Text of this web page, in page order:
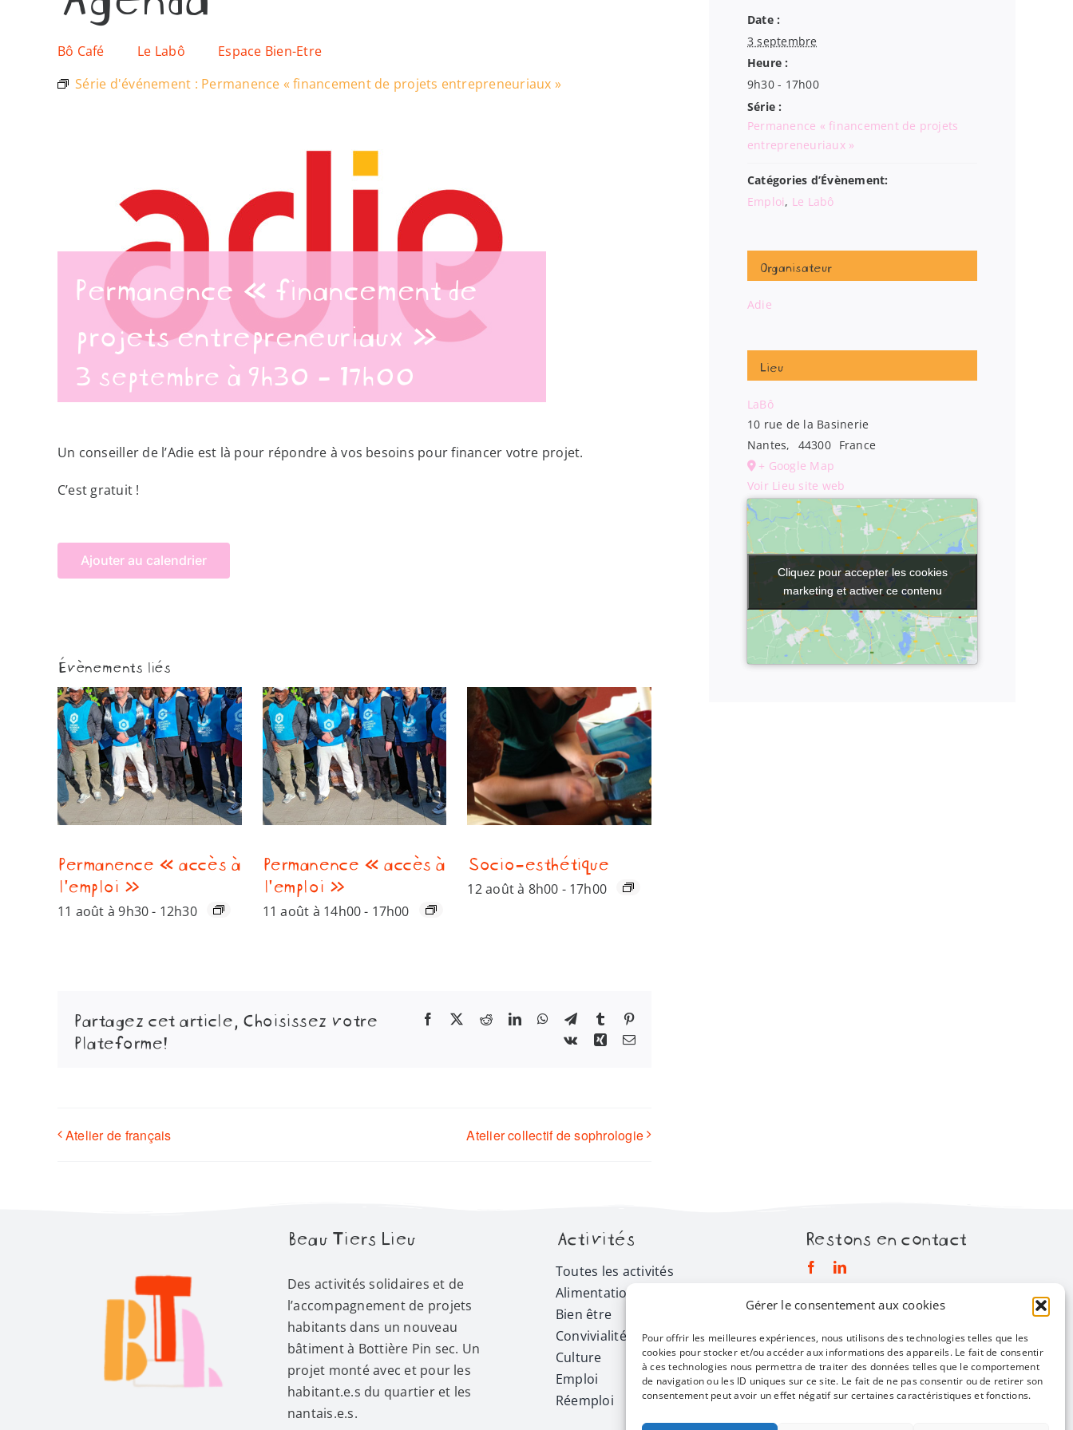
Gérer le consentement aux cookies
Pour offrir les meilleures expériences, nous utilisons des technologies telles que les
cookies pour stocker et/ou accéder aux informations des appareils. Le fait de consentir
à ces technologies nous permettra de traiter des données telles que le comportement
de navigation ou les ID uniques sur ce site. Le fait de ne pas consentir ou de retirer son
consentement peut avoir un effet négatif sur certaines caractéristiques et fonctions.
Bô Café Le Labô
Espace Bien-Etre
Série d'événement : Permanence « financement de projets entrepreneuriaux »
Permanence « financement de
projets entrepreneuriaux »
3 septembre à 9h30 - 17h00
Un conseiller de l’Adie est là pour répondre à vos besoins pour financer votre projet.
C’est gratuit !
Ajouter au calendrier
Évènements liés
Permanence « accès à
l’emploi »
11 août à 9h30- 12h30
Permanence « accès à
l’emploi »
11 août à 14h00- 17h00
Socio-esthétique
12 août à 8h00 - 17h00
Partagez cet article, Choisissez votre
Plateforme!
Facebook RedditLinkedInWhatsApp
TelegramTumblr
Vk
Xing Email
Atelier de français Atelier collectif de sophrologie
Date :
3 septembre
Heure :
9h30 - 17h00
Série :
Permanence « financement de projets
entrepreneuriaux »
Catégories d’Évènement:
Emploi, Le Labô
Organisateur
Adie
Lieu
LaBô
10 rue de la Basinerie
Nantes, 44300 France
+ Google Map
Voir Lieu site web
Cliquez pour accepter les cookies
marketing et activer ce contenu
Cliquez pour accepter les cookies
marketing et activer ce contenu
Beau Tiers Lieu
Des activités solidaires et de
l’accompagnement de projets
habitants dans un nouveau
bâtiment à Bottière Pin sec. Un
projet monté avec et pour les
habitant.e.s du quartier et les
nantais.e.s.
Activités
Toutes les activités
Alimentation
Bien être
Convivialité
Culture
Emploi
Réemploi
Restons en contact
Mentions légales
Politique de confidentialité
Infos pratiques
Un site réalisé parACCK